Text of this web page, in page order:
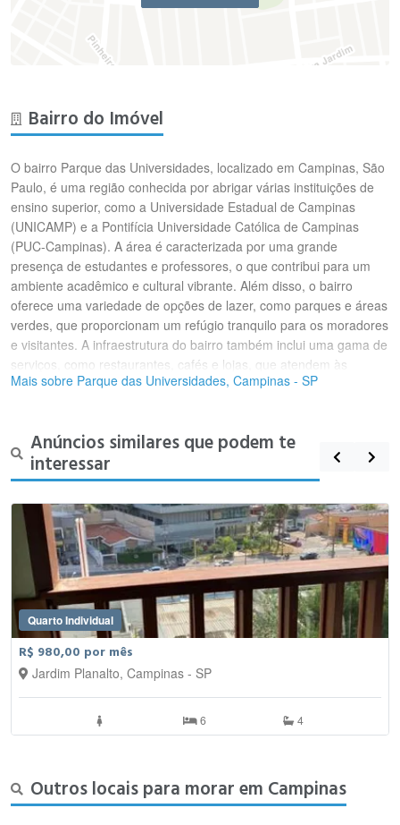
Bairro do Imóvel
O bairro Parque das Universidades, localizado em Campinas, São
Paulo, é uma região conhecida por abrigar várias instituições de
ensino superior, como a Universidade Estadual de Campinas
(UNICAMP) e a Pontifícia Universidade Católica de Campinas
(PUC-Campinas). A área é caracterizada por uma grande
presença de estudantes e professores, o que contribui para um
ambiente acadêmico e cultural vibrante. Além disso, o bairro
oferece uma variedade de opções de lazer, como parques e áreas
verdes, que proporcionam um refúgio tranquilo para os moradores
e visitantes. A infraestrutura do bairro também inclui uma gama de
serviços, como restaurantes, cafés e lojas, que atendem às
necessidades da comunidade universitária.
Mais sobre Parque das Universidades, Campinas - SP
Anúncios similares que podem te
interessar
Quarto Individual
R$ 980,00 por mês
Jardim Planalto, Campinas - SP
6 4
Outros locais para morar em Campinas